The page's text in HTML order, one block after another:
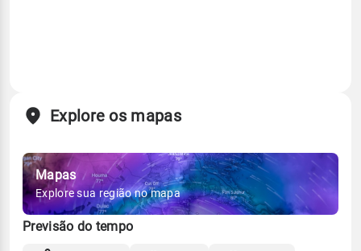
Explore os mapas
Mapas
Explore sua região no mapa
Previsão do tempo